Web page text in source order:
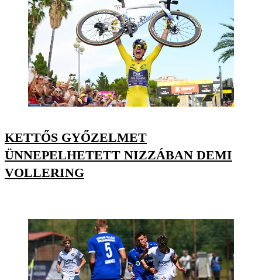
KETTŐS GYŐZELMET
ÜNNEPELHETETT NIZZÁBAN DEMI
VOLLERING